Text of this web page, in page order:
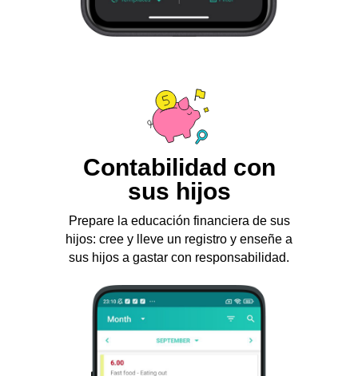
Prepare la educación financiera de sus
hijos: cree y lleve un registro y enseñe a
sus hijos a gastar con responsabilidad.
Contabilidad con
sus hijos